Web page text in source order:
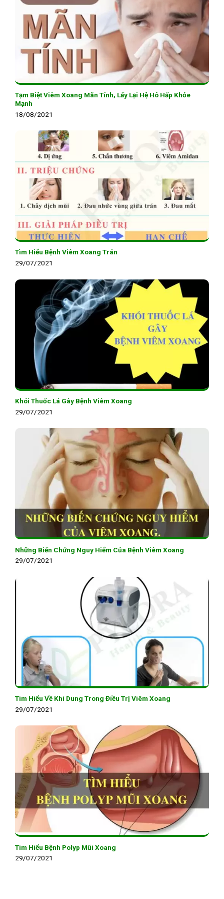
Tạm Biệt Viêm Xoang Mãn Tính, Lấy Lại Hệ Hô Hấp Khỏe
Mạnh
18/08/2021
Tìm Hiểu Bệnh Viêm Xoang Trán
29/07/2021
Khói Thuốc Lá Gây Bệnh Viêm Xoang
29/07/2021
Những Biến Chứng Nguy Hiểm Của Bệnh Viêm Xoang
29/07/2021
Tìm Hiểu Về Khí Dung Trong Điều Trị Viêm Xoang
29/07/2021
Tìm Hiểu Bệnh Polyp Mũi Xoang
29/07/2021